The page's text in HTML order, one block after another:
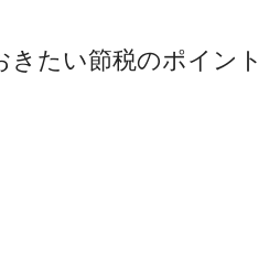
たい節税のポイント